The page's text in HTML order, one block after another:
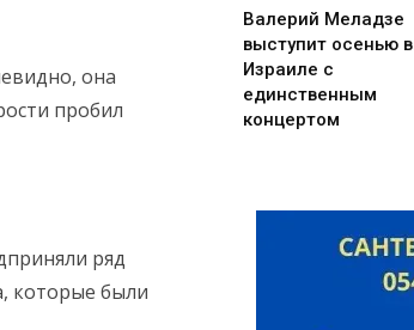
она
пробил
ряд
которые были
Валерий Меладзе
выступит осенью в
Израиле с
единственным
концертом